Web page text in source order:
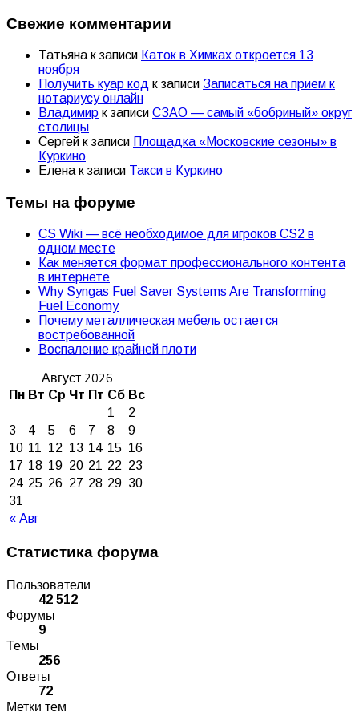
Свежие комментарии
Татьяна к записи Каток в Химках откроется 13
ноября
Получить куар код к записи Записаться на прием к
нотариусу онлайн
Владимир к записи СЗАО — самый «бобриный» округ
столицы
Сергей к записи Площадка «Московские сезоны» в
Куркино
Елена к записи Такси в Куркино
Темы на форуме
CS Wiki — всё необходимое для игроков CS2 в
одном месте
Как меняется формат профессионального контента
в интернете
Why Syngas Fuel Saver Systems Are Transforming
Fuel Economy
Почему металлическая мебель остается
востребованной
Воспаление крайней плоти
Август 2026
Пн Вт Ср Чт Пт Сб Вс
« Авг
1
2
3
4 5 6 7 8
9
10 11 12 13 14 15 16
17 18 19 20 21 22 23
24 25 26 27 28 29 30
31
Статистика форума
Пользователи
42 512
Форумы
9
Темы
256
Ответы
72
Метки тем